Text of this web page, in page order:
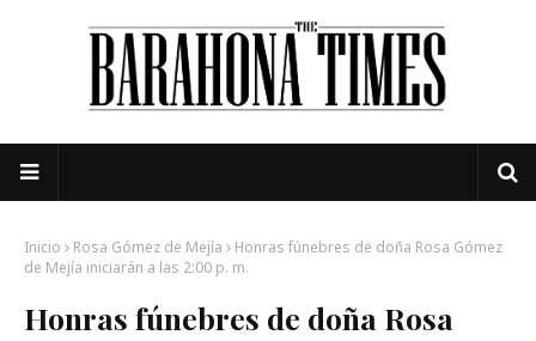
Inicio Rosa Gómez de Mejía
Honras fúnebres de doña Rosa Gómez
de Mejía iniciarán a las 2:00 p. m.
Honras fúnebres de doña Rosa